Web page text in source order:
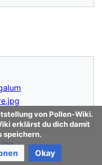
von Pollen-Wiki.
erklärst du dich damit
speichern.
Okay